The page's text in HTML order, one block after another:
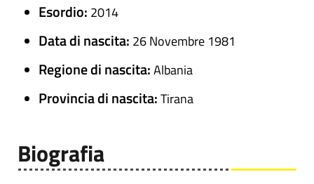
Esordio: 2014
Data di nascita: 26 Novembre 1981
Regione di nascita:Albania
Provincia di nascita:Tirana
Biografia